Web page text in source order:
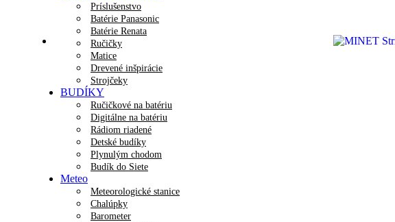
Príslušenstvo
Batérie Panasonic
Batérie Renata
Ručičky
Matice
Drevené inšpirácie
Strojčeky
BUDÍKY
Ručičkové na batériu
Digitálne na batériu
Rádiom riadené
Detské budíky
Plynulým chodom
Budík do Siete
Meteo
Meteorologické stanice
Chalúpky
Barometer